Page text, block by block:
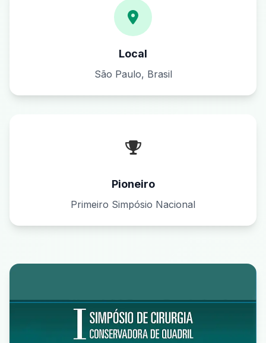
Local
São Paulo, Brasil
Pioneiro
Primeiro Simpósio Nacional